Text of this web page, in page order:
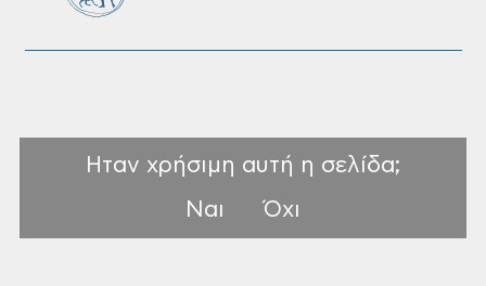
Ηταν χρήσιμη αυτή η σελίδα;
Ναι
Όχι